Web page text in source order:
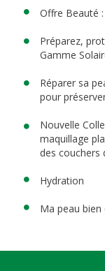
Offre Beauté
Préparez,
Gamme
Réparer sa
pour
Nouvelle
maquillage
des couchers
Hydration
Ma peau